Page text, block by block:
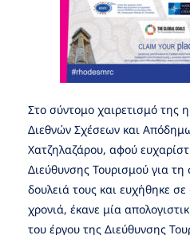
Στο σύντομο χαιρετισμό της
Διεθνών Σχέσεων και
Χατζηλαζάρου, αφού
Διεύθυνσης Τουρισμού για τη
δουλειά τους και ευχήθηκε
χρονιά, έκανε μία
του έργου της Διεύθυνσης